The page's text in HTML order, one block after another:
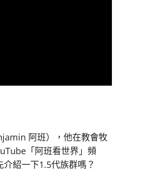
阿班），他在教會牧
「阿班看世界」頻
紹一下1.5代族群嗎？